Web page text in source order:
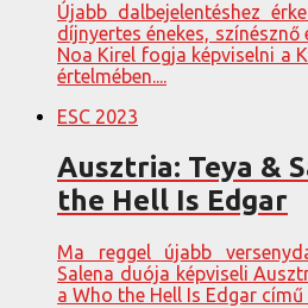
Újabb dalbejelentéshez
díjnyertes énekes,
Noa Kirel fogja képviselni a
értelmében....
ESC 2023
Ausztria: Teya &
the Hell Is Edgar
Ma reggel újabb
Salena duója képviseli
a Who the Hell Is Edgar című